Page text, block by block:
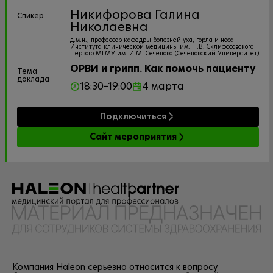
Спикер Никифорова Галина
Николаевна
д.м.н., профессор кафедры болезней уха, горла и носа
Института клинической медицины им. Н.В. Склифосовского
Первого МГМУ им. И.М. Сеченова (Сеченовский Университет)
Тема
доклада
ОРВИ и грипп. Как помочь пациенту
18:30–19:00
4 марта
Подключиться
Сайт мероприятия
Компания Haleon серьезно относится к вопросу